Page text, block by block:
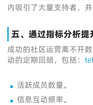
内吸引了大量支持者，
五、通过指标分析提
成功的社区运营离不开
动的定期回顾，包括：
活跃成员数量。
信息互动频率。